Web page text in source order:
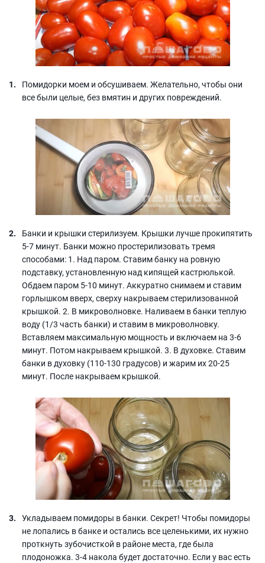
Помидорки моем и обсушиваем. Желательно, чтобы они
все были целые, без вмятин и других повреждений.
Банки и крышки стерилизуем. Крышки лучше прокипятить
5-7 минут. Банки можно простерилизовать тремя
способами: 1. Над паром. Ставим банку на ровную
подставку, установленную над кипящей кастрюлькой.
Обдаем паром 5-10 минут. Аккуратно снимаем и ставим
горлышком вверх, сверху накрываем стерилизованной
крышкой. 2. В микроволновке. Наливаем в банки теплую
воду (1/3 часть банки) и ставим в микроволновку.
Вставляем максимальную мощность и включаем на 3-6
минут. Потом накрываем крышкой. 3. В духовке. Ставим
банки в духовку (110-130 градусов) и жарим их 20-25
минут. После накрываем крышкой.
Укладываем помидоры в банки. Секрет! Чтобы помидоры
не лопались в банке и остались все целенькими, их нужно
проткнуть зубочисткой в районе места, где была
плодоножка. 3-4 накола будет достаточно. Если у вас есть